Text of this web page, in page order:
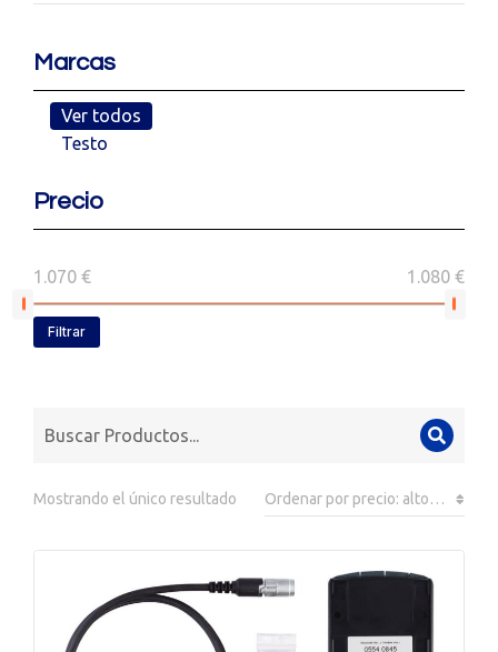
Marcas
Ver todos
Testo
Precio
1.070 € 1.080 €
Filtrar
Mostrando el único resultado